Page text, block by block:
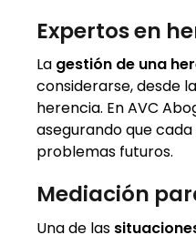
Expertos en
La gestión de una
considerarse, desde
herencia. En AVC
asegurando que
problemas futuros.
Mediación
Una de las